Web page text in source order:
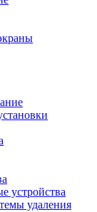
устройства
удаления